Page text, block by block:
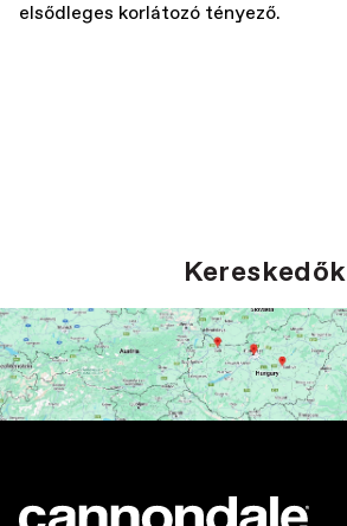
elsődleges korlátozó tényező.
Kereskedők